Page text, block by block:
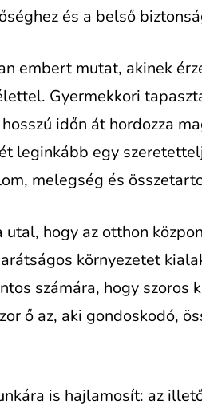
és a belső
embert mutat, akinek
Gyermekkori
időn át hordozza
leginkább egy
melegség és
utal, hogy az otthon
környezetet
számára, hogy szoros
ő az, aki gondoskodó,
is hajlamosít: az